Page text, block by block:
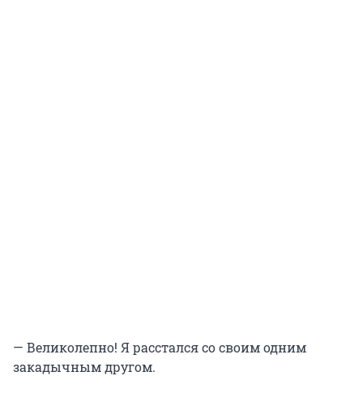
— Великолепно! Я расстался со своим одним
закадычным другом.